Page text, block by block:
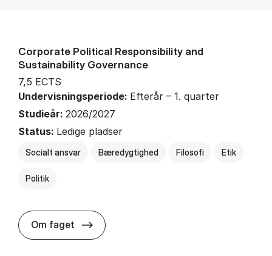
Corporate Political Responsibility and
Sustainability Governance
7,5 ECTS
Undervisningsperiode: Efterår – 1. quarter
Studieår: 2026/2027
Status: Ledige pladser
Socialt ansvar Bæredygtighed Filosofi Etik
Politik
Om faget about